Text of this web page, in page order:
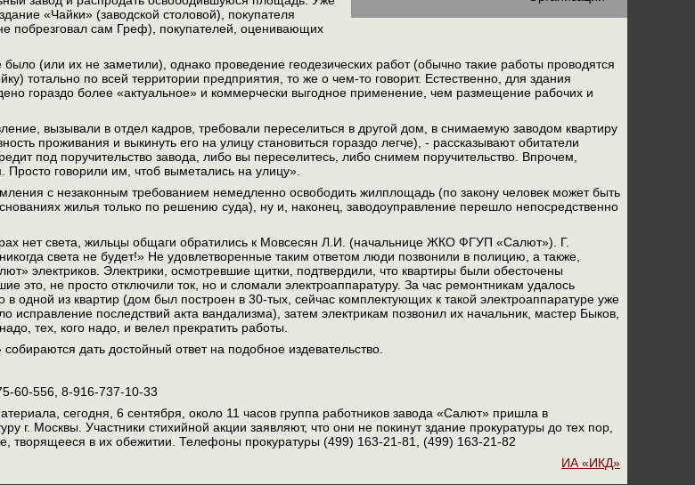
«Чайки» (заводской столовой), покупателя
побрезговал сам Греф), покупателей, оценивающих
(или их не заметили), однако проведение геодезических работ (обычно такие работы проводятся
тотально по всей территории предприятия, то же о чем-то говорит. Естественно, для здания
гораздо более «актуальное» и коммерчески выгодное применение, чем размещение рабочих и
вызывали в отдел кадров, требовали переселиться в другой дом, в снимаемую заводом квартиру
проживания и выкинуть его на улицу становиться гораздо легче), - рассказывают обитатели
под поручительство завода, либо вы переселитесь, либо снимем поручительство. Впрочем,
говорили им, чтоб выметались на улицу».
с незаконным требованием немедленно освободить жилплощадь (по закону человек может быть
жилья только по решению суда), ну и, наконец, заводоуправление перешло непосредственно
нет света, жильцы общаги обратились к Мовсесян Л.И. (начальнице ЖКО ФГУП «Салют»). Г.
света не будет!» Не удовлетворенные таким ответом люди позвонили в полицию, а также,
электриков. Электрики, осмотревшие щитки, подтвердили, что квартиры были обесточены
это, не просто отключили ток, но и сломали электроаппаратуру. За час ремонтникам удалось
в одной из квартир (дом был построен в 30-тых, сейчас комплектующих к такой электроаппаратуре уже
исправление последствий акта вандализма), затем электрикам позвонил их начальник, мастер Быков,
тех, кого надо, и велел прекратить работы.
дать достойный ответ на подобное издевательство.
60-556, 8-916-737-10-33
сегодня, 6 сентября, около 11 часов группа работников завода «Салют» пришла в
г. Москвы. Участники стихийной акции заявляют, что они не покинут здание прокуратуры до тех пор,
творящееся в их обежитии. Телефоны прокуратуры (499) 163-21-81, (499) 163-21-82
ИА «ИКД»